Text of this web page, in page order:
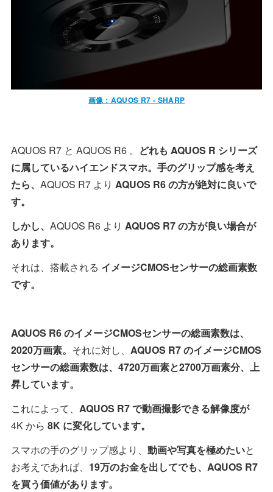
画像：AQUOS R7 - SHARP
AQUOS R7 と AQUOS R6 。 どれも AQUOS R シリーズ
に属しているハイエンドスマホ。手のグリップ感を考え
たら、 AQUOS R7 より AQUOS R6 の方が絶対に良いで
す。
しかし、 AQUOS R6 より AQUOS R7 の方が良い場合が
あります。
それは、搭載される イメージCMOSセンサーの総画素数
です。
AQUOS R6 のイメージCMOSセンサーの総画素数は、
2020万画素。 それに対し、 AQUOS R7 のイメージCMOS
センサーの総画素数は、4720万画素と2700万画素分、上
昇しています。
これによって、 AQUOS R7 で動画撮影できる解像度が
4K から 8K に変化しています。
スマホの手のグリップ感より、 動画や写真を極めたいと
お考えであれば、 19万のお金を出してでも、AQUOS R7
を買う価値があります。